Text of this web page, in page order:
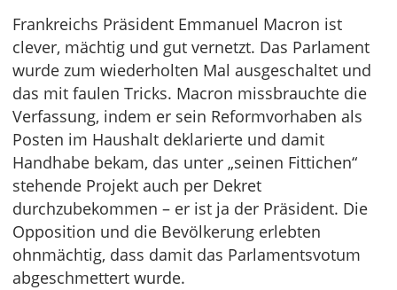
Frankreichs Präsident Emmanuel Macron ist
clever, mächtig und gut vernetzt. Das Parlament
wurde zum wiederholten Mal ausgeschaltet und
das mit faulen Tricks. Macron missbrauchte die
Verfassung, indem er sein Reformvorhaben als
Posten im Haushalt deklarierte und damit
Handhabe bekam, das unter „seinen Fittichen“
stehende Projekt auch per Dekret
durchzubekommen – er ist ja der Präsident. Die
Opposition und die Bevölkerung erlebten
ohnmächtig, dass damit das Parlamentsvotum
abgeschmettert wurde.